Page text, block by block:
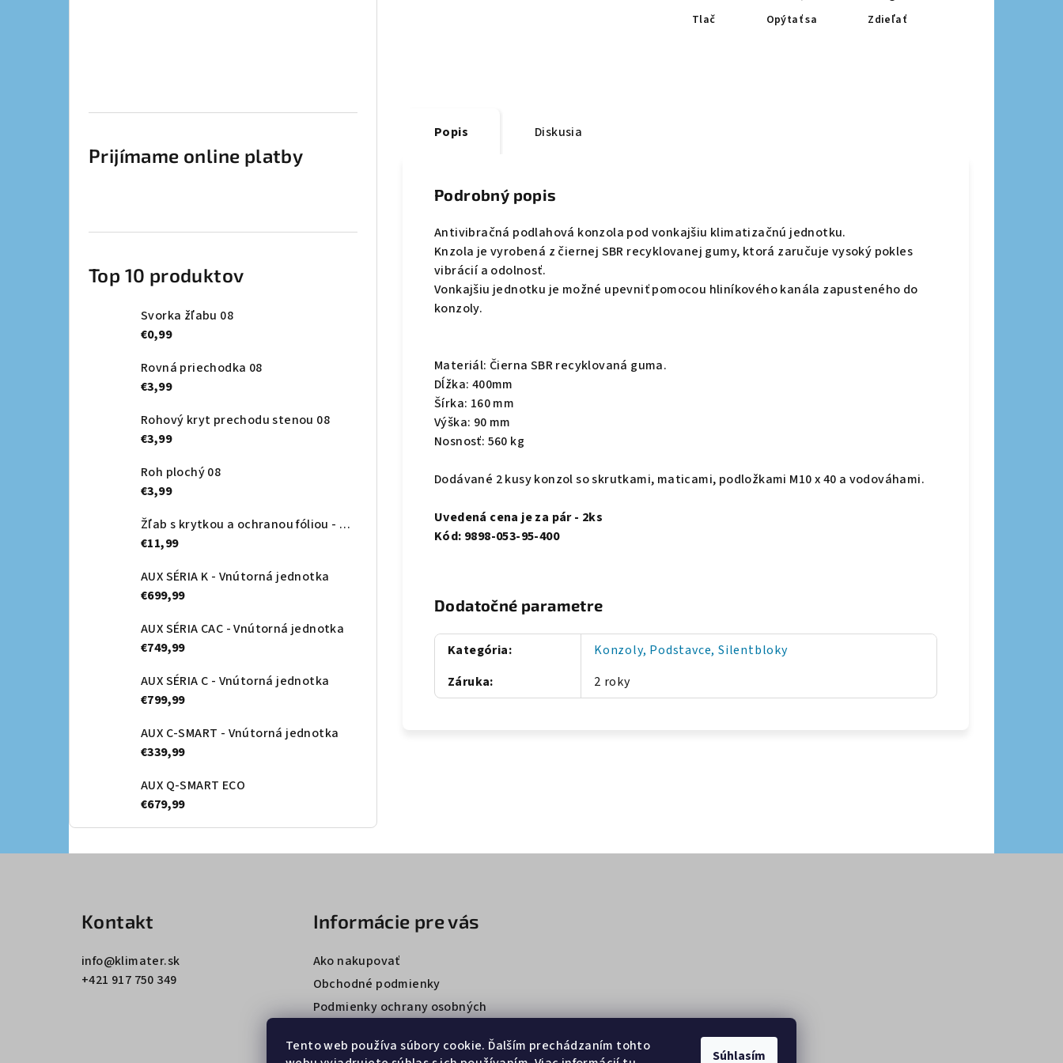
Tento web používa súbory cookie. Ďalším prechádzaním tohto
Súhlasím
Prijímame online platby
Top 10 produktov
Svorka žľabu 08
€0,99
Rovná priechodka 08
€3,99
Rohový kryt prechodu stenou 08
€3,99
Roh plochý 08
€3,99
Žľab s krytkou a ochranou fóliou - Canalsplit 08
€11,99
AUX SÉRIA K - Vnútorná jednotka
€699,99
AUX SÉRIA CAC - Vnútorná jednotka
€749,99
AUX SÉRIA C - Vnútorná jednotka
€799,99
AUX C-SMART - Vnútorná jednotka
€339,99
AUX Q-SMART ECO
€679,99
Tlač Opýtať sa Zdieľať
Popis Diskusia
Podrobný popis
Antivibračná podlahová konzola pod vonkajšiu klimatizačnú jednotku.
Knzola je vyrobená z čiernej SBR recyklovanej gumy, ktorá zaručuje vysoký pokles
vibrácií a odolnosť.
Vonkajšiu jednotku je možné upevniť pomocou hliníkového kanála zapusteného do
konzoly.
Materiál: Čierna SBR recyklovaná guma.
Dĺžka: 400mm
Šírka: 160 mm
Výška: 90 mm
Nosnosť: 560 kg
Dodávané 2 kusy konzol so skrutkami, maticami, podložkami M10 x 40 a vodováhami.
Uvedená cena je za pár - 2ks
Kód: 9898-053-95-400
Dodatočné parametre
Kategória:
Konzoly, Podstavce, Silentbloky
Záruka: 2 roky
Kontakt
info@klimater.sk
+421 917 750 349
Informácie pre vás
Ako nakupovať
Obchodné podmienky
Podmienky ochrany osobných